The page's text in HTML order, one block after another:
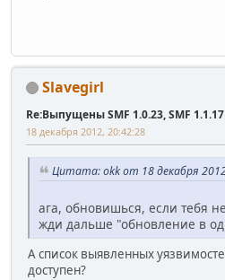
Slavegirl
Re:Выпущены SMF 1.0.23, SMF
18 декабря 2012, 20:42:28
Цитата: okk от 18 декабря
ага, обновишься, если тебя
жди дальше "обновление в
А список выявленных
доступен?